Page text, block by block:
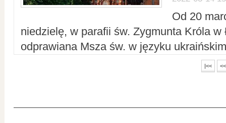
Od 20
niedzielę, w parafii św. Zygmunta Króla w
odprawiana Msza św. w języku
|<< <<